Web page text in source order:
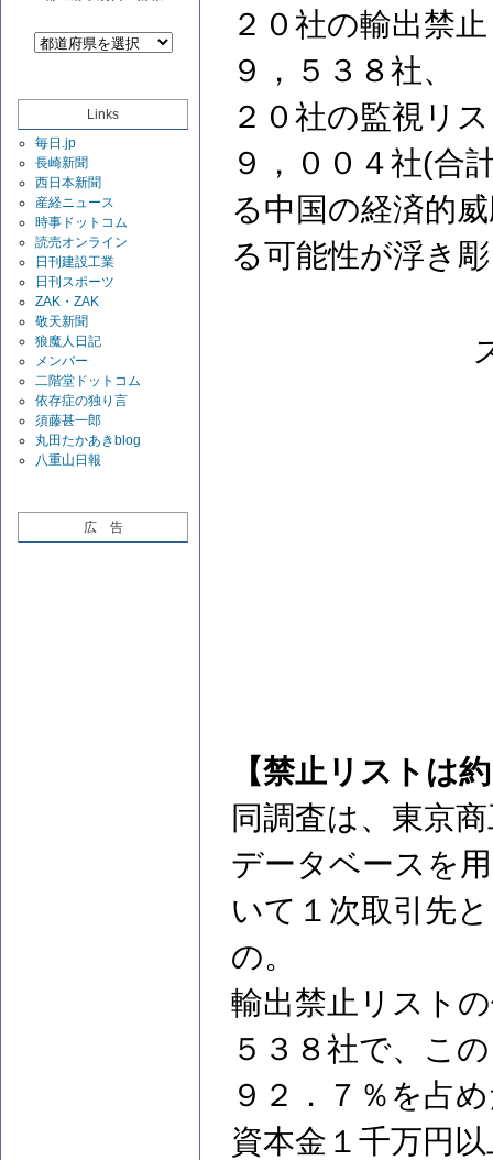
Links
毎日.jp
長崎新聞
西日本新聞
産経ニュース
時事ドットコム
読売オンライン
日刊建設工業
日刊スポーツ
ZAK・ZAK
敬天新聞
狼魔人日記
メンバー
二階堂ドットコム
依存症の独り言
須藤甚一郎
丸田たかあきblog
八重山日報
広 告
２０社の輸出禁
９，５３８社、
２０社の監視リ
９，００４社(合
る中国の経済的
る可能性が浮き
【禁止リストは
同調査は、東京
データベースを
いて１次取引先
の。
輸出禁止リスト
５３８社で、こ
９２．７％を占
資本金１千万円